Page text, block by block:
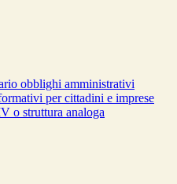
obblighi amministrativi
per cittadini e imprese
o struttura analoga